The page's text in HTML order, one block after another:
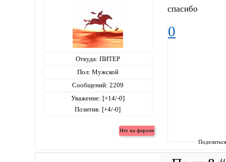
Откуда: ПИТЕР
Пол: Мужской
Сообщений: 2209
Уважение: [+14/-0]
Позитив: [+4/-0]
спасибо
0